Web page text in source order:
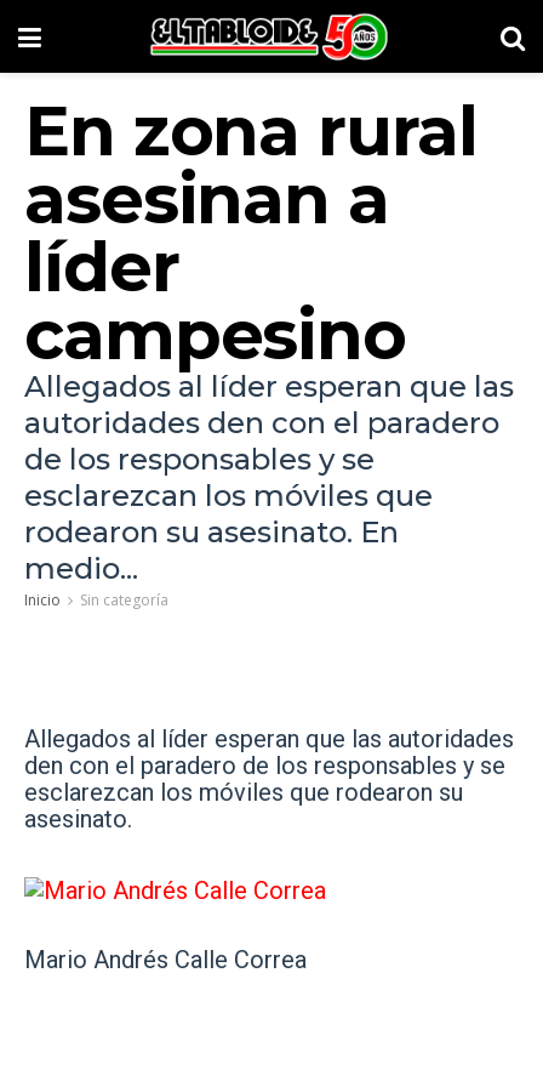
En zona rural
asesinan a
líder
campesino
Allegados al líder esperan que las
autoridades den con el paradero
de los responsables y se
esclarezcan los móviles que
rodearon su asesinato. En
medio...
Inicio Sin categoría
Allegados al líder esperan que las autoridades
den con el paradero de los responsables y se
esclarezcan los móviles que rodearon su
asesinato.
Mario Andrés Calle Correa